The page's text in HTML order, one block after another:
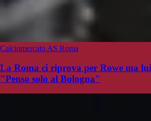
Calciomercato AS Roma
La Roma ci riprova per Rowe ma
"Penso solo al Bologna"